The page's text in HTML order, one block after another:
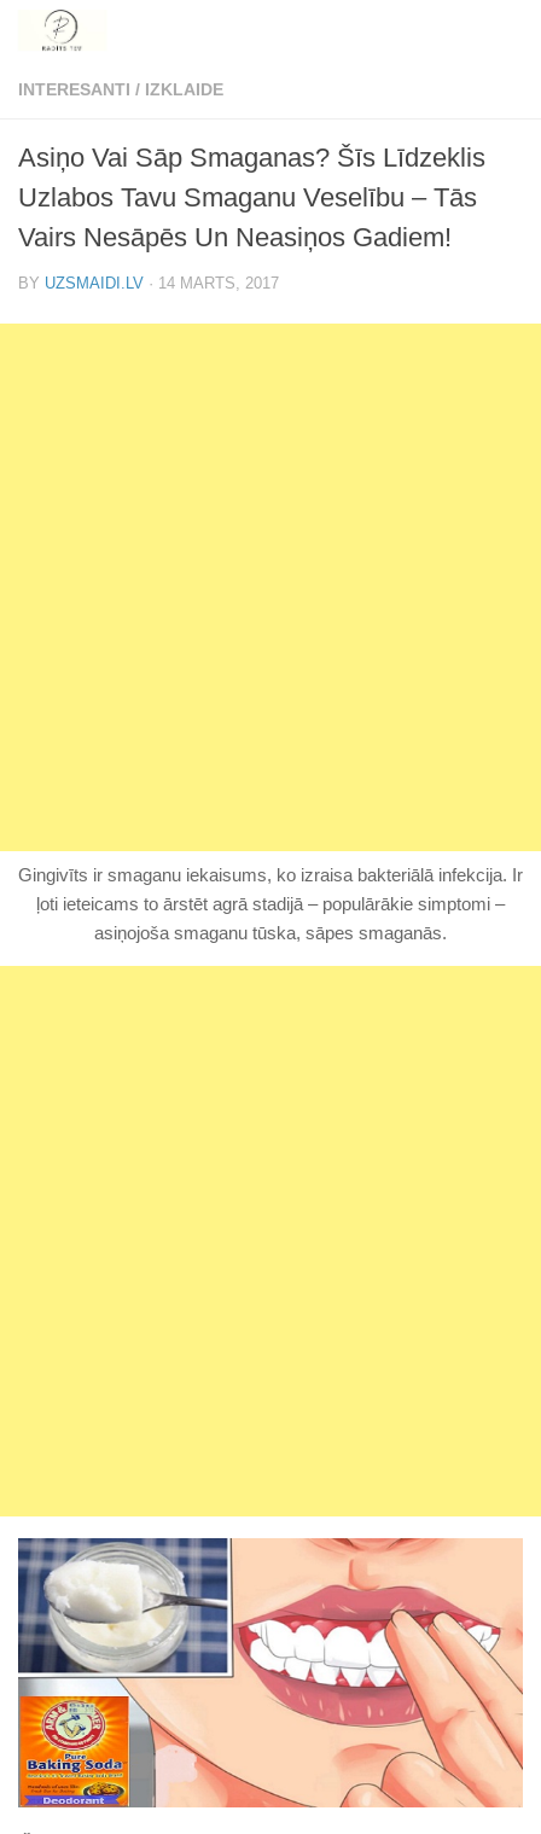
Skip to content
INTERESANTI / IZKLAIDE
Asiņo Vai Sāp Smaganas? Šīs Līdzeklis
Uzlabos Tavu Smaganu Veselību – Tās
Vairs Nesāpēs Un Neasiņos Gadiem!
BY UZSMAIDI.LV · 14 MARTS, 2017
Gingivīts ir smaganu iekaisums, ko izraisa bakteriālā infekcija. Ir
ļoti ieteicams to ārstēt agrā stadijā – populārākie simptomi –
asiņojoša smaganu tūska, sāpes smaganās.